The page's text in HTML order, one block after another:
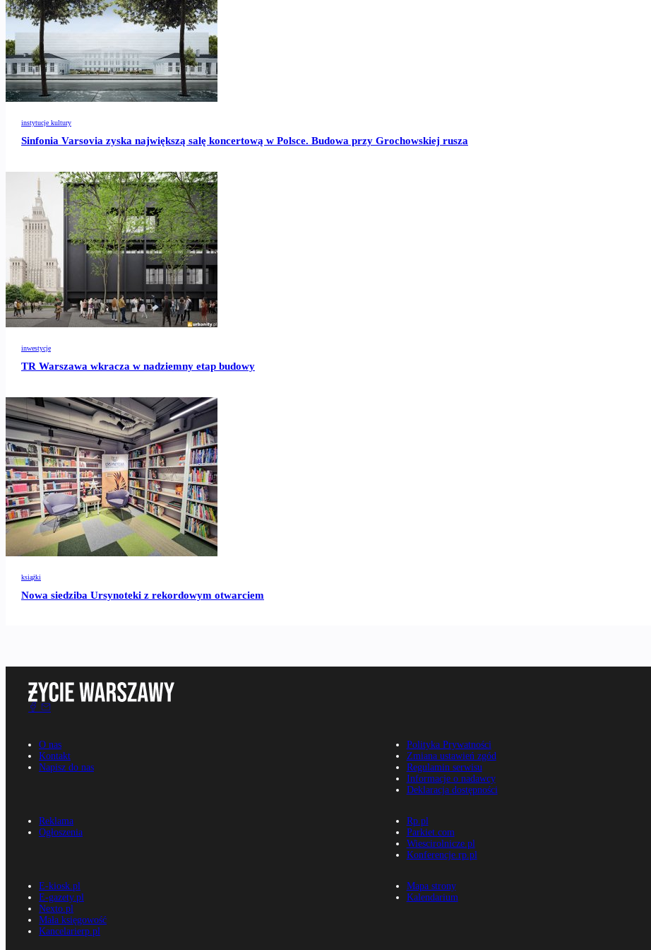
instytucje kultury
Sinfonia Varsovia zyska największą salę koncertową w Polsce. Budowa przy Grochowskiej rusza
inwestycje
TR Warszawa wkracza w nadziemny etap budowy
książki
Nowa siedziba Ursynoteki z rekordowym otwarciem
O nas
Kontakt
Napisz do nas
Polityka Prywatności
Zmiana ustawień zgód
Regulamin serwisu
Informacje o nadawcy
Deklaracja dostępności
Reklama
Ogłoszenia
Rp.pl
Parkiet.com
Wiescirolnicze.pl
Konferencje.rp.pl
E-kiosk.pl
E-gazety.pl
Nexto.pl
Mała księgowość
Kancelarierp.pl
Mapa strony
Kalendarium